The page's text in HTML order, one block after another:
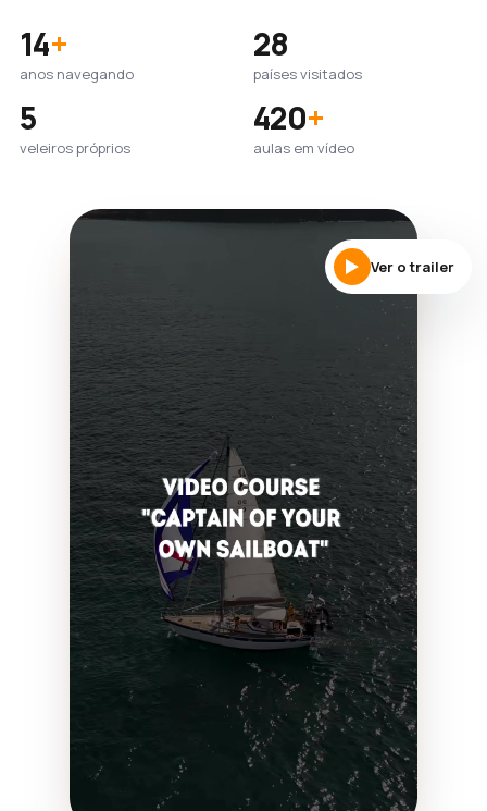
14+
anos navegando
28
países visitados
5
veleiros próprios
420+
aulas em vídeo
Ver o trailer